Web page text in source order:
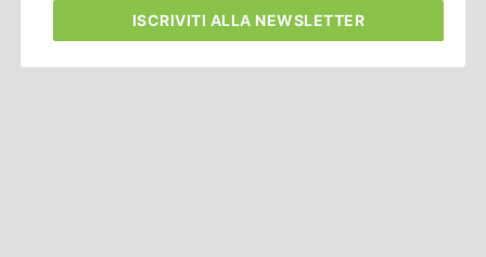
ISCRIVITI ALLA NEWSLETTER